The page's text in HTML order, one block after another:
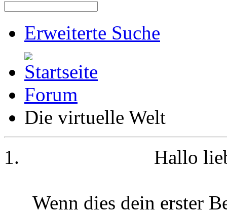
Erweiterte Suche
Forum
Die virtuelle Welt
Hallo
Wenn dies dein erster